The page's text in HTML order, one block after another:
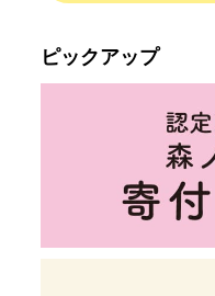
ピックアップ